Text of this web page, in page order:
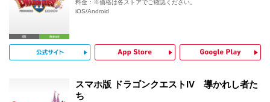
料金：※価格は各ストアでご確認ください。
iOS/Android
公式サイト App Store
スマホ版 ドラゴンクエストIV 導かれし者た
ち